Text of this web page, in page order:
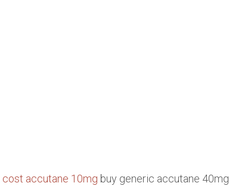
cost accutane 10mg buy generic accutane 40mg